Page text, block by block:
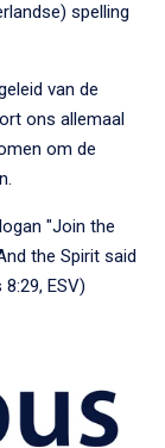
spelling
van de
ons allemaal
om de
"Join the
the Spirit said
ESV)